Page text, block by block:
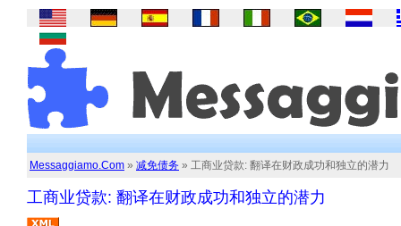
Messaggiamo.Com » 减免债务 » 工商业贷款: 翻译在财政成功和独立的潜力
工商业贷款: 翻译在财政成功和独立的潜力